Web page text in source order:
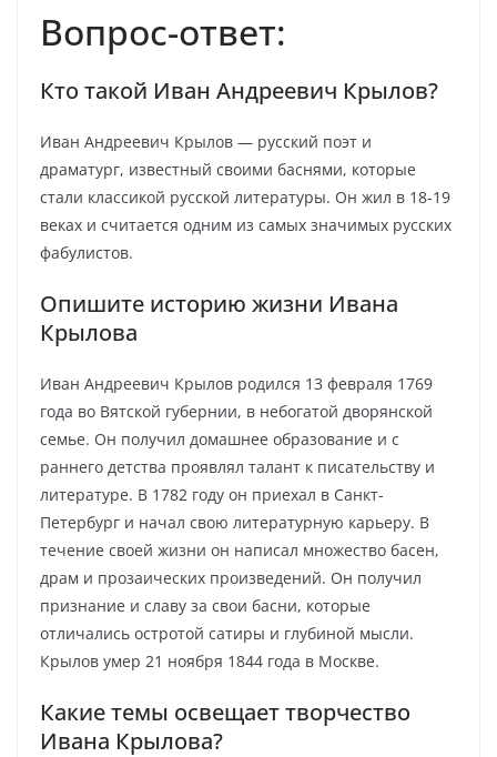
Вопрос-ответ:
Кто такой Иван Андреевич Крылов?
Иван Андреевич Крылов — русский поэт и
драматург, известный своими баснями, которые
стали классикой русской литературы. Он жил в 18-19
веках и считается одним из самых значимых русских
фабулистов.
Опишите историю жизни Ивана
Крылова
Иван Андреевич Крылов родился 13 февраля 1769
года во Вятской губернии, в небогатой дворянской
семье. Он получил домашнее образование и с
раннего детства проявлял талант к писательству и
литературе. В 1782 году он приехал в Санкт-
Петербург и начал свою литературную карьеру. В
течение своей жизни он написал множество басен,
драм и прозаических произведений. Он получил
признание и славу за свои басни, которые
отличались остротой сатиры и глубиной мысли.
Крылов умер 21 ноября 1844 года в Москве.
Какие темы освещает творчество
Ивана Крылова?